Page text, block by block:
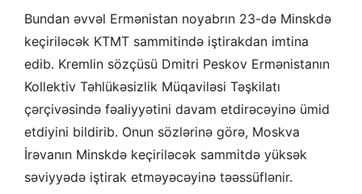
Bundan əvvəl Ermənistan noyabrın 23-də Minskdə
keçiriləcək KTMT sammitində iştirakdan imtina
edib. Kremlin sözçüsü Dmitri Peskov Ermənistanın
Kollektiv Təhlükəsizlik Müqaviləsi Təşkilatı
çərçivəsində fəaliyyətini davam etdirəcəyinə ümid
etdiyini bildirib. Onun sözlərinə görə, Moskva
İrəvanın Minskdə keçiriləcək sammitdə yüksək
səviyyədə iştirak etməyəcəyinə təəssüflənir.